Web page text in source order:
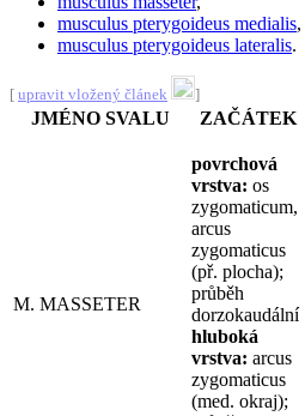
musculus pterygoideus medialis,
musculus pterygoideus lateralis.
[ upravit vložený článek ]
JMÉNO SVALU ZAČÁTEK
M. MASSETER
povrchová
vrstva: os
zygomaticum,
arcus
zygomaticus
(př. plocha);
průběh
dorzokaudální
hluboká
vrstva: arcus
zygomaticus
(med. okraj);